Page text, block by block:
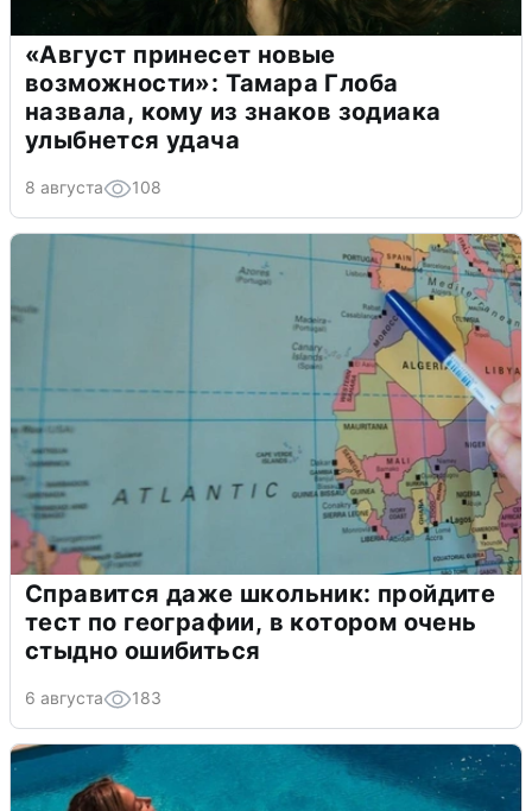
«Август принесет новые
возможности»: Тамара Глоба
назвала, кому из знаков зодиака
улыбнется удача
8 августа 108
Справится даже школьник: пройдите
тест по географии, в котором очень
стыдно ошибиться
6 августа 183